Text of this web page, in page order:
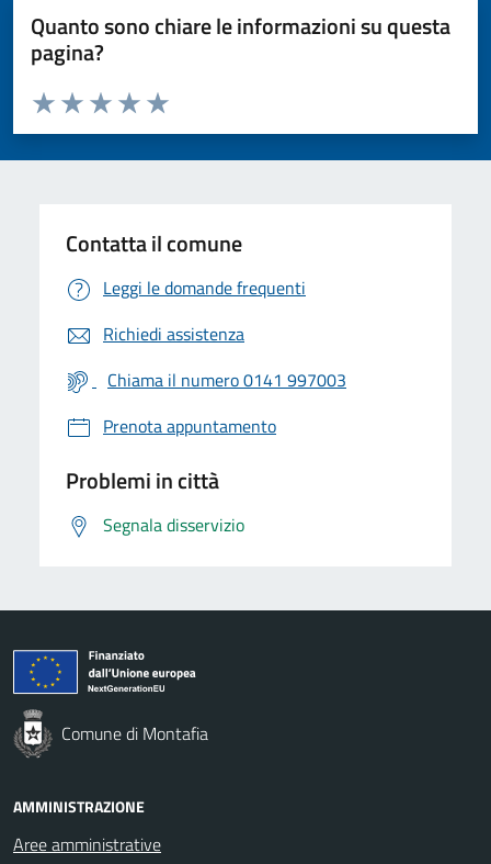
Quanto sono chiare le informazioni su questa
pagina?
Valuta da 1 a 5 stelle la pagina
Valuta 5 stelle su 5
Valuta 4 stelle su 5
Valuta 3 stelle su 5
Valuta 2 stelle su 5
Valuta 1 stelle su 5
Contatta il comune
Leggi le domande frequenti
Richiedi assistenza
Chiama il numero 0141 997003
Prenota appuntamento
Problemi in città
Segnala disservizio
Comune di Montafia
AMMINISTRAZIONE
Aree amministrative